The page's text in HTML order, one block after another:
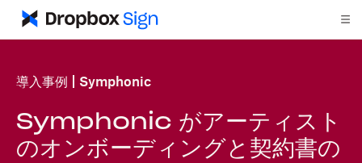
導入事例 Symphonic
Symphonic がアーティスト
のオンボーディングと契約書の